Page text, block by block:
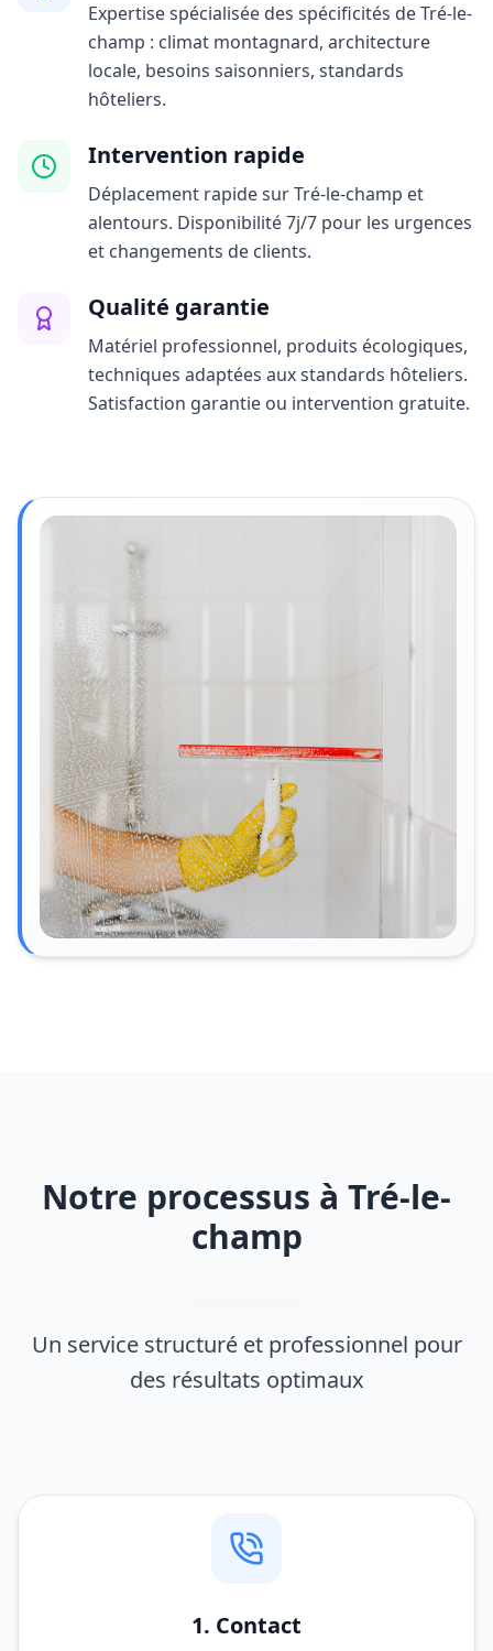
Expertise spécialisée des spécificités de Tré-le-
champ : climat montagnard, architecture
locale, besoins saisonniers, standards
hôteliers.
Intervention rapide
Déplacement rapide sur Tré-le-champ et
alentours. Disponibilité 7j/7 pour les urgences
et changements de clients.
Qualité garantie
Matériel professionnel, produits écologiques,
techniques adaptées aux standards hôteliers.
Satisfaction garantie ou intervention gratuite.
Notre processus à Tré-le-
champ
Un service structuré et professionnel pour
des résultats optimaux
1. Contact